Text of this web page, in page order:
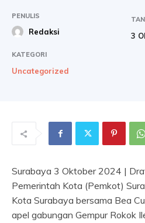
PENULIS
Redaksi 3
KATEGORI
Uncategorized
Surabaya 3 Oktober 2024 |
Pemerintah Kota (Pemkot)
Kota Surabaya bersama Bea
apel gabungan Gempur Rokok